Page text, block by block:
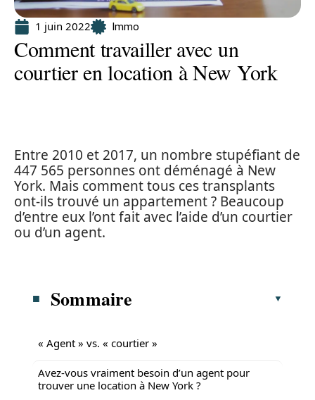
1 juin 2022 Immo
Comment travailler avec un
courtier en location à New York
Entre 2010 et 2017, un nombre stupéfiant de
447 565 personnes ont déménagé à New
York. Mais comment tous ces transplants
ont-ils trouvé un appartement ? Beaucoup
d’entre eux l’ont fait avec l’aide d’un courtier
ou d’un agent.
Sommaire
« Agent » vs. « courtier »
Avez-vous vraiment besoin d’un agent pour
trouver une location à New York ?